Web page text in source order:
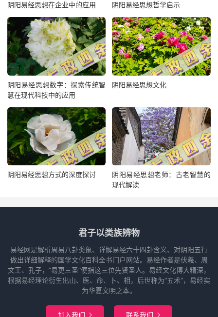
阴阳易经思想在企业中的应用 阴阳易经思想哲学启示
阴阳易经思想数字：探索传统智
慧在现代科技中的应用
阴阳易经思想文化
阴阳易经思想方式的深度探讨
阴阳易经思想老师：古老智慧的
现代解读
君子以类族辨物
易经网是解析周易八卦类象、详解易经六十四卦含义、对阴阳五行
做出详细解释的国学文化百科全书门户网站。易经作者是伏羲、周
文王、孔子，“易更三圣”便指这三位先贤圣人。易经文化博大精深，
根据易经理论衍生出山、医、命、卜、相，后世称为“五术”，易经实
为华夏文明之本。
加入我们  联系我们 